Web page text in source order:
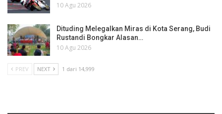
10 Agu 2026
Dituding Melegalkan Miras di Kota Serang, Budi
Rustandi Bongkar Alasan…
10 Agu 2026
PREV NEXT 1 dari 14,999